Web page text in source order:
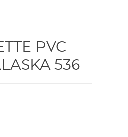
PVC
536